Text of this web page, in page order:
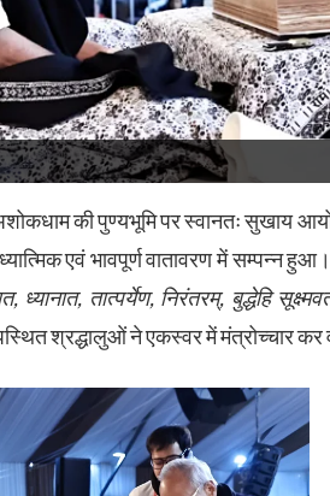
की पुण्यभूमि पर स्वानतः सुखाय
एवं भावपूर्ण वातावरण में सम्पन्न
ध्यानात, तात्पर्येण, निरंतरम्, बुद्धेहि
श्रद्धालुओं ने एकस्वर में मंत्रोच्चार कर